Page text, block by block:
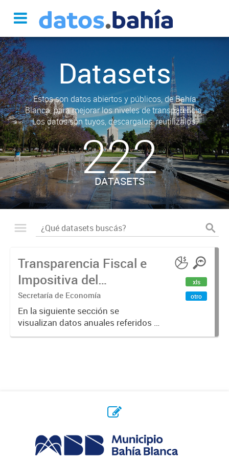
Datasets
Estos son datos abiertos y públicos, de Bahía
Blanca, para mejorar los niveles de transparencia.
Los datos son tuyos, descargalos, reutilizalos.
222
DATASETS
Transparencia Fiscal e
Impositiva del
Municipio. Año 2023
Secretaría de Economía
En la siguiente sección se
visualizan datos anuales referidos a
la transparencia fiscal e impositiva
xls
otro